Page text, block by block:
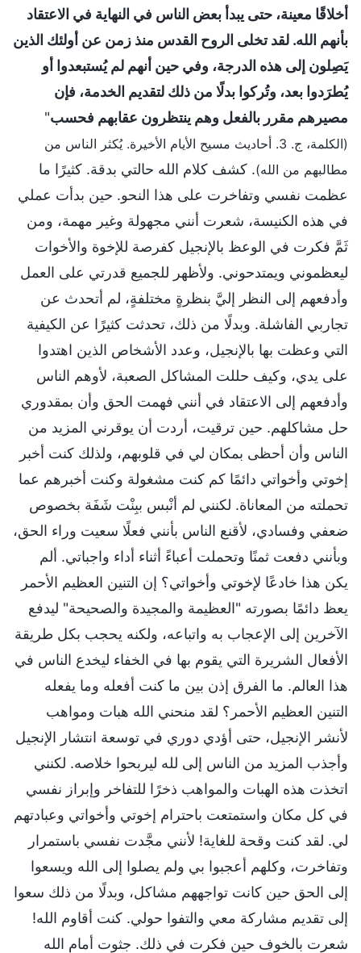
أخلاقًا معينة، حتى يبدأ بعض الناس في النهاية في الاعتقاد
بأنهم الله. لقد تخلى الروح القدس منذ زمن عن أولئك الذين
يَصِلون إلى هذه الدرجة، وفي حين أنهم لم يُستبعدوا أو
يُطرَدوا بعد، وتُركوا بدلًا من ذلك لتقديم الخدمة، فإن
مصيرهم مقرر بالفعل وهم ينتظرون عقابهم فحسب"
(الكلمة، ج. 3. أحاديث مسيح الأيام الأخيرة. يُكثر الناس من
مطالبهم من الله). كشف كلام الله حالتي بدقة. كثيرًا ما
عظمت نفسي وتفاخرت على هذا النحو. حين بدأت عملي
في هذه الكنيسة، شعرت أنني مجهولة وغير مهمة، ومن
ثَمَّ فكرت في الوعظ بالإنجيل كفرصة للإخوة والأخوات
ليعظموني ويمتدحوني. ولأظهر للجميع قدرتي على العمل
وأدفعهم إلى النظر إليَّ بنظرةٍ مختلفةٍ، لم أتحدث عن
تجاربي الفاشلة. وبدلًا من ذلك، تحدثت كثيرًا عن الكيفية
التي وعظت بها بالإنجيل، وعدد الأشخاص الذين اهتدوا
على يدي، وكيف حللت المشاكل الصعبة، لأوهم الناس
وأدفعهم إلى الاعتقاد في أنني فهمت الحق وأن بمقدوري
حل مشاكلهم. حين ترقيت، أردت أن يوقرني المزيد من
الناس وأن أحظى بمكان لي في قلوبهم، ولذلك كنت أخبر
إخوتي وأخواتي دائمًا كم كنت مشغولة وكنت أخبرهم عما
تحملته من المعاناة. لكنني لم أنْبس ببِنْت شَفَة بخصوص
ضعفي وفسادي، لأقنع الناس بأنني فعلًا سعيت وراء الحق،
وبأنني دفعت ثمنًا وتحملت أعباءً أثناء أداء واجباتي. ألم
يكن هذا خادعًا لإخوتي وأخواتي؟ إن التنين العظيم الأحمر
يعظ دائمًا بصورته "العظيمة والمجيدة والصحيحة" ليدفع
الآخرين إلى الإعجاب به واتباعه، ولكنه يحجب بكل طريقة
الأفعال الشريرة التي يقوم بها في الخفاء ليخدع الناس في
هذا العالم. ما الفرق إذن بين ما كنت أفعله وما يفعله
التنين العظيم الأحمر؟ لقد منحني الله هبات ومواهب
لأنشر الإنجيل، حتى أؤدي دوري في توسعة انتشار الإنجيل
وأجذب المزيد من الناس إلى لله ليربحوا خلاصه. لكنني
اتخذت هذه الهبات والمواهب ذخرًا للتفاخر وإبراز نفسي
في كل مكان واستمتعت باحترام إخوتي وأخواتي وعبادتهم
لي. لقد كنت وقحة للغاية! لأنني مجَّدت نفسي باستمرار
وتفاخرت، وكلهم أعجبوا بي ولم يصلوا إلى الله ويسعوا
إلى الحق حين كانت تواجههم مشاكل، وبدلًا من ذلك سعوا
إلى تقديم مشاركة معي والتفوا حولي. كنت أقاوم الله!
شعرت بالخوف حين فكرت في ذلك. جثوت أمام الله